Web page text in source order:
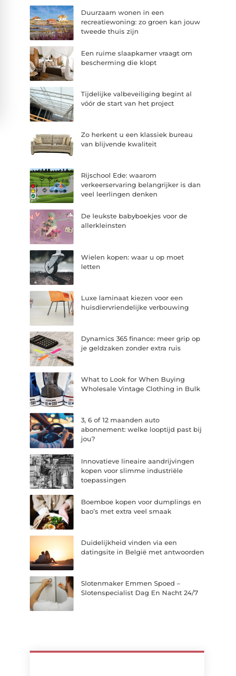
Duurzaam wonen in een
recreatiewoning: zo groen kan jouw
tweede thuis zijn
Een ruime slaapkamer vraagt om
bescherming die klopt
Tijdelijke valbeveiliging begint al
vóór de start van het project
Zo herkent u een klassiek bureau
van blijvende kwaliteit
Rijschool Ede: waarom
verkeerservaring belangrijker is dan
veel leerlingen denken
De leukste babyboekjes voor de
allerkleinsten
Wielen kopen: waar u op moet
letten
Luxe laminaat kiezen voor een
huisdiervriendelijke verbouwing
Dynamics 365 finance: meer grip op
je geldzaken zonder extra ruis
What to Look for When Buying
Wholesale Vintage Clothing in Bulk
3, 6 of 12 maanden auto
abonnement: welke looptijd past bij
jou?
Innovatieve lineaire aandrijvingen
kopen voor slimme industriële
toepassingen
Boemboe kopen voor dumplings en
bao’s met extra veel smaak
Duidelijkheid vinden via een
datingsite in België met antwoorden
Slotenmaker Emmen Spoed –
Slotenspecialist Dag En Nacht 24/7